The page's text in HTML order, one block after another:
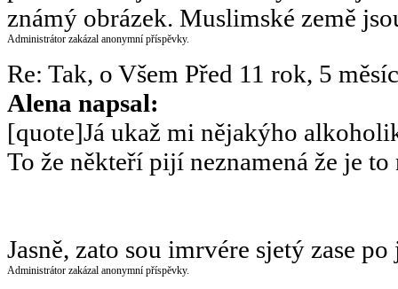
známý obrázek. Muslimské země
Administrátor zakázal anonymní příspěvky.
Re: Tak, o Všem Před 11 rok, 5
Alena napsal:
[quote]Já ukaž mi nějakýho
To že někteří pijí neznamená že je
Jasně, zato sou imrvére sjetý zase
Administrátor zakázal anonymní příspěvky.